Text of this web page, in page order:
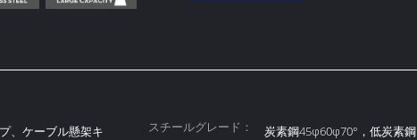
、ケーブル懸架キ スチールグレード： 炭素鋼45φ60φ70°，低炭素鋼